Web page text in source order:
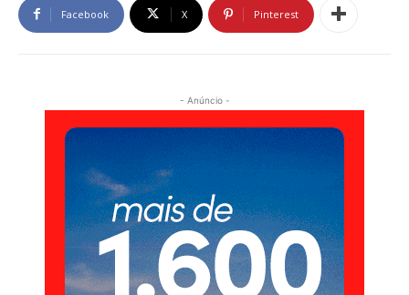
Facebook X Pinterest
- Anúncio -